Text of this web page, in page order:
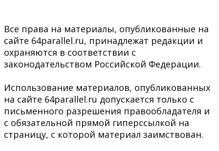
Все права на материалы, опубликованные на
сайте 64parallel.ru, принадлежат редакции и
охраняются в соответствии с
законодательством Российской Федерации.
Использование материалов, опубликованных
на сайте 64parallel.ru допускается только с
письменного разрешения правообладателя и
с обязательной прямой гиперссылкой на
страницу, с которой материал заимствован.